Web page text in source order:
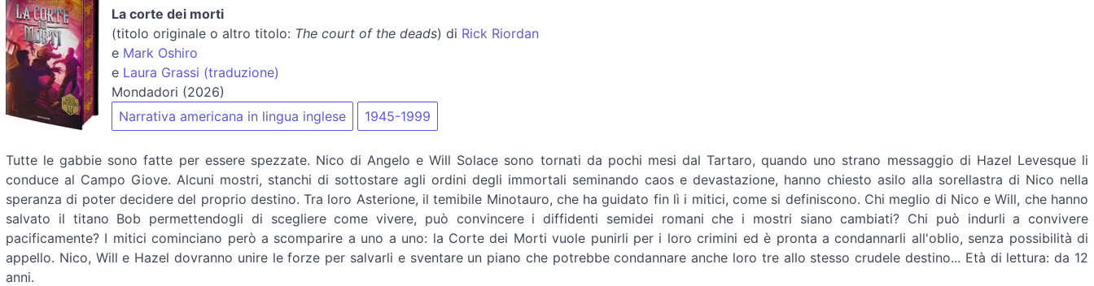
La corte dei morti
(titolo originale o altro titolo: The court of the deads) di Rick Riordan
e Mark Oshiro
e Laura Grassi (traduzione)
Mondadori (2026)
Narrativa americana in lingua inglese
1945-1999
Tutte le gabbie sono fatte per essere spezzate. Nico di Angelo e Will Solace sono tornati da pochi mesi dal Tartaro, quando uno strano messaggio di Hazel Levesque li
conduce al Campo Giove. Alcuni mostri, stanchi di sottostare agli ordini degli immortali seminando caos e devastazione, hanno chiesto asilo alla sorellastra di Nico nella
speranza di poter decidere del proprio destino. Tra loro Asterione, il temibile Minotauro, che ha guidato fin lì i mitici, come si definiscono. Chi meglio di Nico e Will, che hanno
salvato il titano Bob permettendogli di scegliere come vivere, può convincere i diffidenti semidei romani che i mostri siano cambiati? Chi può indurli a convivere
pacificamente? I mitici cominciano però a scomparire a uno a uno: la Corte dei Morti vuole punirli per i loro crimini ed è pronta a condannarli all'oblio, senza possibilità di
appello. Nico, Will e Hazel dovranno unire le forze per salvarli e sventare un piano che potrebbe condannare anche loro tre allo stesso crudele destino... Età di lettura: da 12
anni.